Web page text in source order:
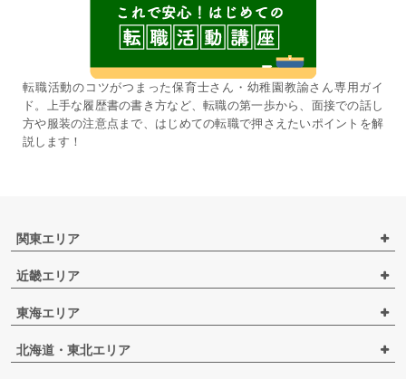
転職活動のコツがつまった保育士さん・幼稚園教諭さん専用ガイ
ド。上手な履歴書の書き方など、転職の第一歩から、面接での話し
方や服装の注意点まで、はじめての転職で押さえたいポイントを解
説します！
関東エリア
近畿エリア
東海エリア
北海道・東北エリア